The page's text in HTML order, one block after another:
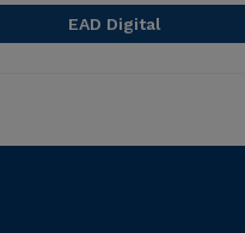
EAD Digital